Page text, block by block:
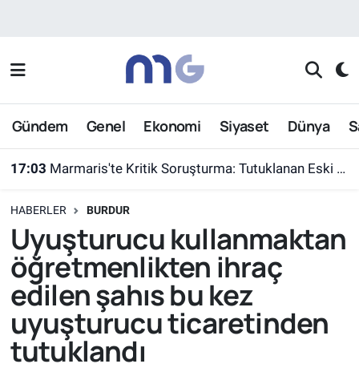
Gündem Genel Ekonomi Siyaset Dünya
17:03 Marmaris'te Kritik Soruşturma: Tutuklanan Eski Yüzbaşı Burkay Karatepe Yer Gösterdi
HABERLER BURDUR
Uyuşturucu kullanmaktan
öğretmenlikten ihraç
edilen şahıs bu kez
uyuşturucu ticaretinden
tutuklandı
Nöbetçi Eczaneler
Hava Durumu
Süper Lig Puan Durumu ve Fikstür
Tüm Manşetler
Son Dakika Haberleri
Haber Arşivi